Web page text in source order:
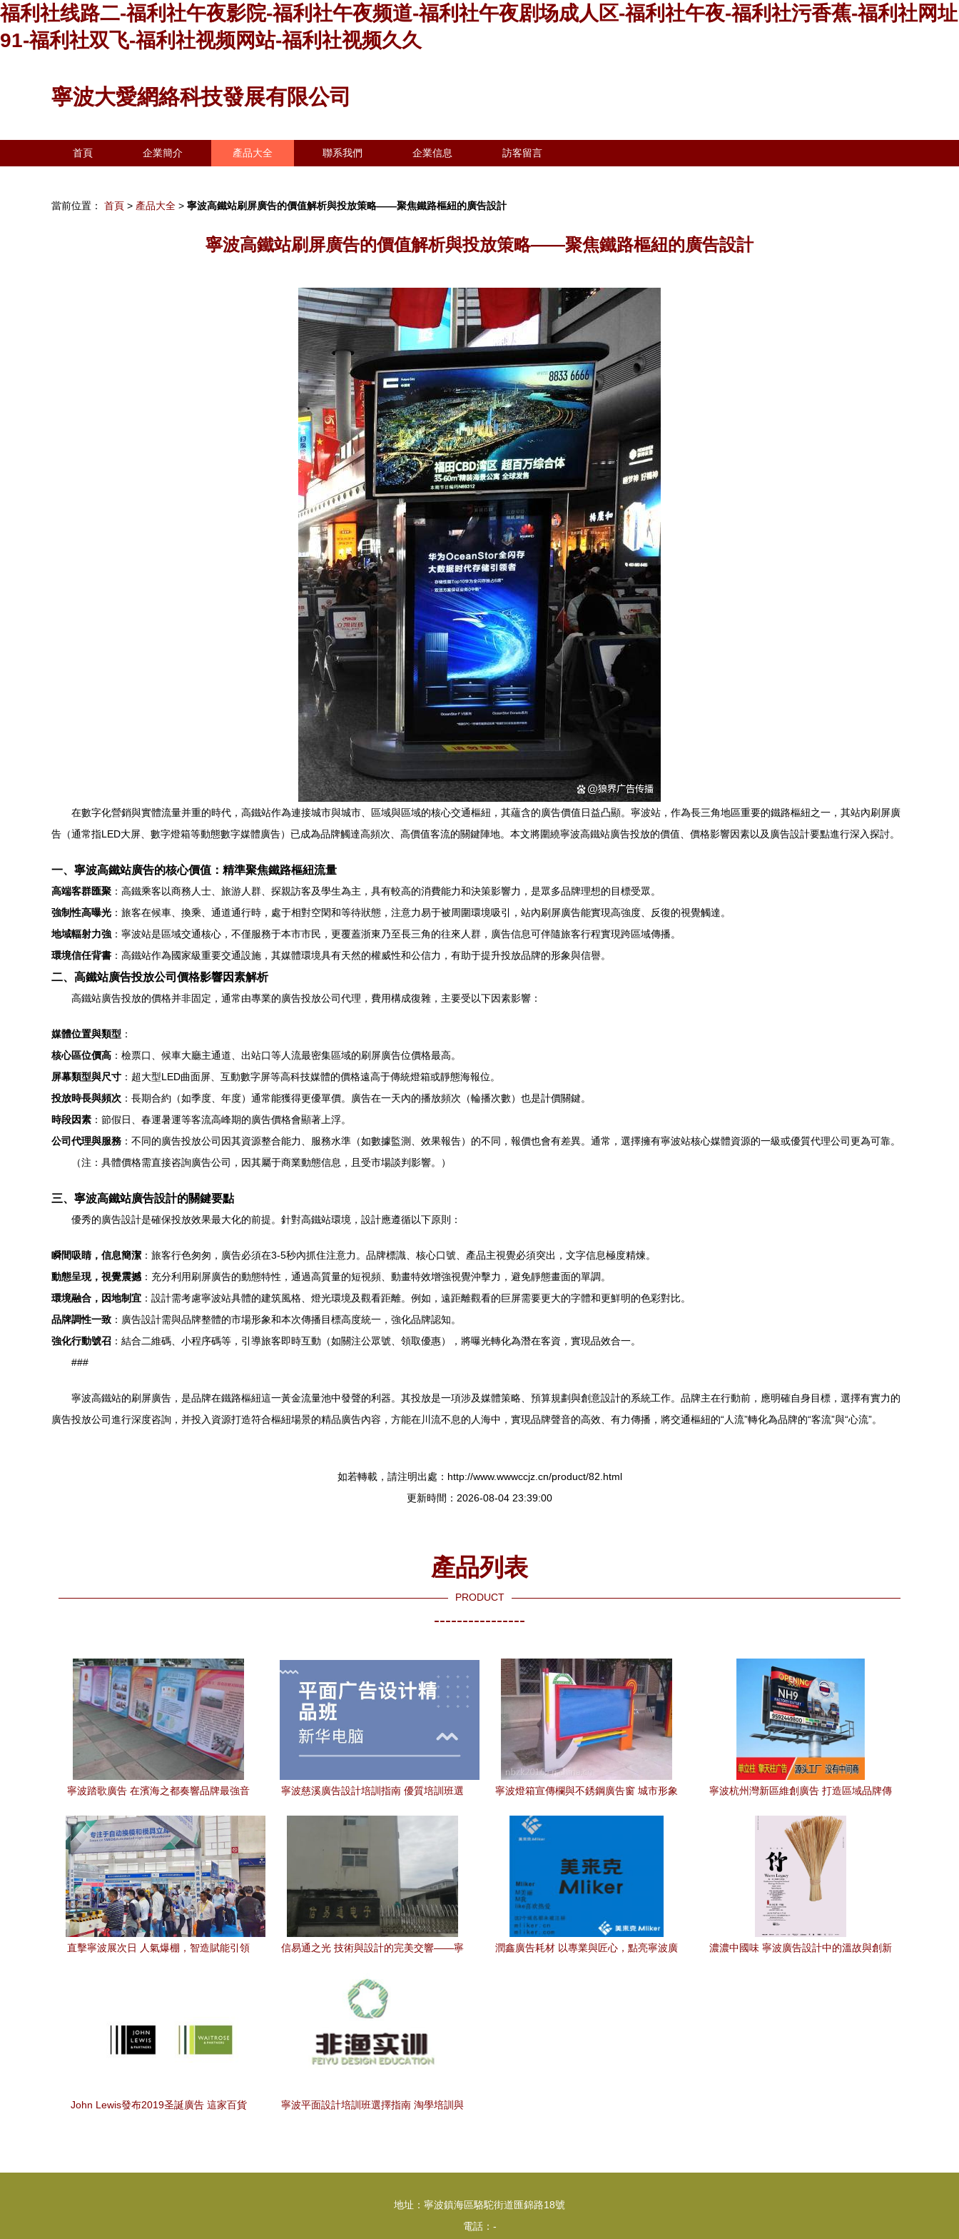
福利社线路二-福利社午夜影院-福利社午夜频道-福利社午夜剧场成人区-福利社午夜-福利社污香蕉-福利社网址
91-福利社双飞-福利社视频网站-福利社视频久久
寧波大愛網絡科技發展有限公司
首頁 企業簡介 產品大全 聯系我們 企業信息 訪客留言
當前位置： 首頁 > 產品大全 > 寧波高鐵站刷屏廣告的價值解析與投放策略——聚焦鐵路樞紐的廣告設計
寧波高鐵站刷屏廣告的價值解析與投放策略——聚焦鐵路樞紐的廣告設計
在數字化營銷與實體流量并重的時代，高鐵站作為連接城市與城市、區域與區域的核心交通樞紐，其蘊含的廣告價值日益凸顯。寧波站，作為長三角地區重要的鐵路樞紐之一，其站內刷屏廣
告（通常指LED大屏、數字燈箱等動態數字媒體廣告）已成為品牌觸達高頻次、高價值客流的關鍵陣地。本文將圍繞寧波高鐵站廣告投放的價值、價格影響因素以及廣告設計要點進行深入探討。
一、寧波高鐵站廣告的核心價值：精準聚焦鐵路樞紐流量
高端客群匯聚 ：高鐵乘客以商務人士、旅游人群、探親訪客及學生為主，具有較高的消費能力和決策影響力，是眾多品牌理想的目標受眾。
強制性高曝光 ：旅客在候車、換乘、通道通行時，處于相對空閑和等待狀態，注意力易于被周圍環境吸引，站內刷屏廣告能實現高強度、反復的視覺觸達。
地域輻射力強 ：寧波站是區域交通核心，不僅服務于本市市民，更覆蓋浙東乃至長三角的往來人群，廣告信息可伴隨旅客行程實現跨區域傳播。
環境信任背書 ：高鐵站作為國家級重要交通設施，其媒體環境具有天然的權威性和公信力，有助于提升投放品牌的形象與信譽。
二、高鐵站廣告投放公司價格影響因素解析
高鐵站廣告投放的價格并非固定，通常由專業的廣告投放公司代理，費用構成復雜，主要受以下因素影響：
媒體位置與類型 ：
核心區位價高 ：檢票口、候車大廳主通道、出站口等人流最密集區域的刷屏廣告位價格最高。
屏幕類型與尺寸 ：超大型LED曲面屏、互動數字屏等高科技媒體的價格遠高于傳統燈箱或靜態海報位。
投放時長與頻次 ：長期合約（如季度、年度）通常能獲得更優單價。廣告在一天內的播放頻次（輪播次數）也是計價關鍵。
時段因素 ：節假日、春運暑運等客流高峰期的廣告價格會顯著上浮。
公司代理與服務 ：不同的廣告投放公司因其資源整合能力、服務水準（如數據監測、效果報告）的不同，報價也會有差異。通常，選擇擁有寧波站核心媒體資源的一級或優質代理公司更為可靠。
（注：具體價格需直接咨詢廣告公司，因其屬于商業動態信息，且受市場談判影響。）
三、寧波高鐵站廣告設計的關鍵要點
優秀的廣告設計是確保投放效果最大化的前提。針對高鐵站環境，設計應遵循以下原則：
瞬間吸睛，信息簡潔 ：旅客行色匆匆，廣告必須在3-5秒內抓住注意力。品牌標識、核心口號、產品主視覺必須突出，文字信息極度精煉。
動態呈現，視覺震撼 ：充分利用刷屏廣告的動態特性，通過高質量的短視頻、動畫特效增強視覺沖擊力，避免靜態畫面的單調。
環境融合，因地制宜 ：設計需考慮寧波站具體的建筑風格、燈光環境及觀看距離。例如，遠距離觀看的巨屏需要更大的字體和更鮮明的色彩對比。
品牌調性一致 ：廣告設計需與品牌整體的市場形象和本次傳播目標高度統一，強化品牌認知。
強化行動號召 ：結合二維碼、小程序碼等，引導旅客即時互動（如關注公眾號、領取優惠），將曝光轉化為潛在客資，實現品效合一。
###
寧波高鐵站的刷屏廣告，是品牌在鐵路樞紐這一黃金流量池中發聲的利器。其投放是一項涉及媒體策略、預算規劃與創意設計的系統工作。品牌主在行動前，應明確自身目標，選擇有實力的
廣告投放公司進行深度咨詢，并投入資源打造符合樞紐場景的精品廣告內容，方能在川流不息的人海中，實現品牌聲音的高效、有力傳播，將交通樞紐的“人流”轉化為品牌的“客流”與“心流”。
如若轉載，請注明出處：http://www.wwwccjz.cn/product/82.html
更新時間：2026-08-04 23:39:00
產品列表
PRODUCT
----------------
寧波踏歌廣告 在濱海之都奏響品牌最強音
寧波慈溪廣告設計培訓指南 優質培訓班選
寧波燈箱宣傳欄與不銹鋼廣告窗 城市形象
寧波杭州灣新區維創廣告 打造區域品牌傳
直擊寧波展次日 人氣爆棚，智造賦能引領
信易通之光 技術與設計的完美交響——寧
潤鑫廣告耗材 以專業與匠心，點亮寧波廣
濃濃中國味 寧波廣告設計中的溫故與創新
John Lewis發布2019圣誕廣告 這家百貨
寧波平面設計培訓班選擇指南 淘學培訓與
地址：寧波鎮海區駱駝街道匯錦路18號
電話：-